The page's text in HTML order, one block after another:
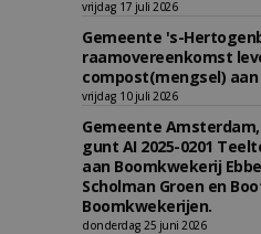
vrijdag 17 juli 2026
Gemeente 's-
raamovereenkomst
compost(mengsel) aan
vrijdag 10 juli 2026
Gemeente
gunt AI 2025-0201
aan Boomkwekerij
Scholman Groen en
Boomkwekerijen.
donderdag 25 juni 2026